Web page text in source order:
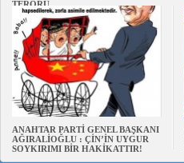
TERÖRÜ
ANAHTAR PARTİ GENEL BAŞKANI
AĞIRALİOĞLU : ÇİN’İN UYGUR
SOYKIRIMI BİR HAKİKATTIR!